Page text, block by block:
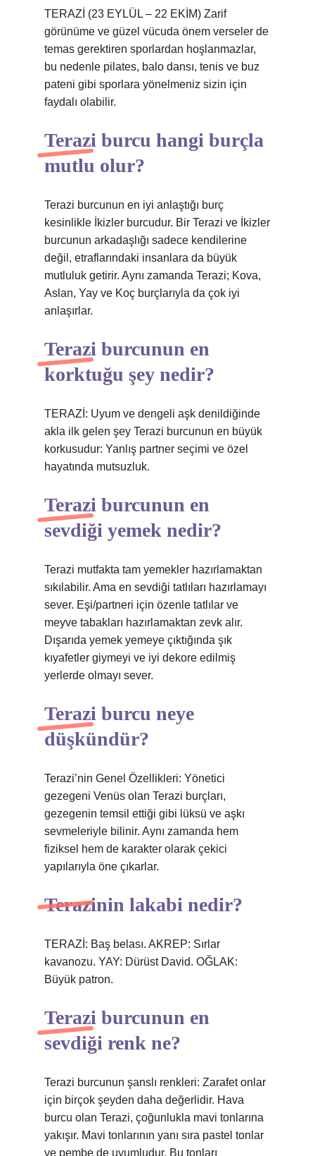
TERAZİ (23 EYLÜL – 22 EKİM) Zarif
görünüme ve güzel vücuda önem verseler de
temas gerektiren sporlardan hoşlanmazlar,
bu nedenle pilates, balo dansı, tenis ve buz
pateni gibi sporlara yönelmeniz sizin için
faydalı olabilir.
Terazi burcu hangi burçla
mutlu olur?
Terazi burcunun en iyi anlaştığı burç
kesinlikle İkizler burcudur. Bir Terazi ve İkizler
burcunun arkadaşlığı sadece kendilerine
değil, etraflarındaki insanlara da büyük
mutluluk getirir. Aynı zamanda Terazi; Kova,
Aslan, Yay ve Koç burçlarıyla da çok iyi
anlaşırlar.
Terazi burcunun en
korktuğu şey nedir?
TERAZİ: Uyum ve dengeli aşk denildiğinde
akla ilk gelen şey Terazi burcunun en büyük
korkusudur: Yanlış partner seçimi ve özel
hayatında mutsuzluk.
Terazi burcunun en
sevdiği yemek nedir?
Terazi mutfakta tam yemekler hazırlamaktan
sıkılabilir. Ama en sevdiği tatlıları hazırlamayı
sever. Eşi/partneri için özenle tatlılar ve
meyve tabakları hazırlamaktan zevk alır.
Dışarıda yemek yemeye çıktığında şık
kıyafetler giymeyi ve iyi dekore edilmiş
yerlerde olmayı sever.
Terazi burcu neye
düşkündür?
Terazi’nin Genel Özellikleri: Yönetici
gezegeni Venüs olan Terazi burçları,
gezegenin temsil ettiği gibi lüksü ve aşkı
sevmeleriyle bilinir. Aynı zamanda hem
fiziksel hem de karakter olarak çekici
yapılarıyla öne çıkarlar.
Terazinin lakabi nedir?
TERAZİ: Baş belası. AKREP: Sırlar
kavanozu. YAY: Dürüst David. OĞLAK:
Büyük patron.
Terazi burcunun en
sevdiği renk ne?
Terazi burcunun şanslı renkleri: Zarafet onlar
için birçok şeyden daha değerlidir. Hava
burcu olan Terazi, çoğunlukla mavi tonlarına
yakışır. Mavi tonlarının yanı sıra pastel tonlar
ve pembe de uyumludur. Bu tonları